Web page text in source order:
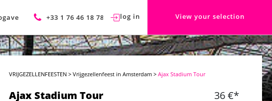
+33 1 76 46 18 78 log in View your selection
VRIJGEZELLENFEESTEN >Vrijgezellenfeest in Amsterdam >Ajax Stadium Tour
Ajax Stadium Tour 36 €*